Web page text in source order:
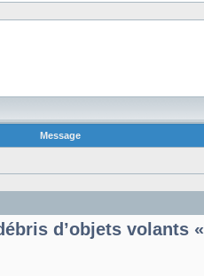
Message
d’objets volants